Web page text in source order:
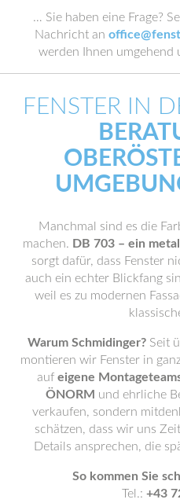
… Sie haben eine Frage?
Nachricht an
werden Ihnen umgehend
FENSTER IN
Manchmal sind es die
machen. DB 703 – ein
sorgt dafür, dass Fenster
auch ein echter Blickfang
weil es zu modernen
Warum Schmidinger? Seit
montieren wir Fenster in
auf eigene
ÖNORM und ehrliche
verkaufen, sondern
schätzen, dass wir uns
Details ansprechen, die
So kommen Sie
Tel.: +43